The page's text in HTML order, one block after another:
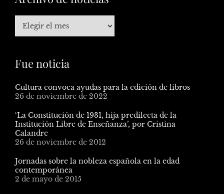
Fue noticia
Cultura convoca ayudas para la edición de libros
26 de noviembre de 2022
‘La Constitución de 1931, hija predilecta de la
Institución Libre de Enseñanza’, por Cristina
Calandre
26 de noviembre de 2012
Jornadas sobre la nobleza española en la edad
contemporánea
2 de mayo de 2015